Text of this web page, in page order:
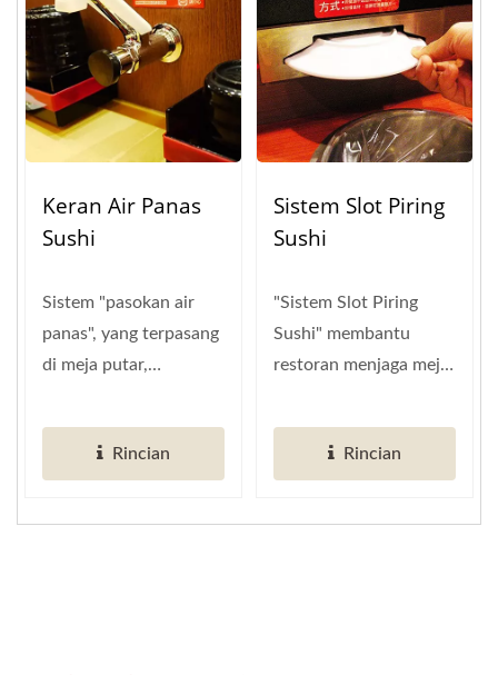
Keran Air Panas
Sushi
Sistem "pasokan air
panas", yang terpasang
di meja putar,
termostatik digital...
Rincian
Sistem Slot Piring
Sushi
"Sistem Slot Piring
Sushi" membantu
restoran menjaga meja
mengurangi layanan...
Rincian